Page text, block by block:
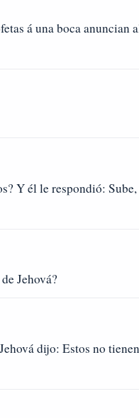
á una boca anuncian
Y él le respondió:
Jehová?
dijo: Estos no